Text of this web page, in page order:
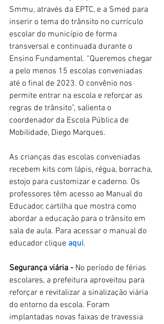
Smmu, através da EPTC, e a Smed para
inserir o tema do trânsito no currículo
escolar do município de forma
transversal e continuada durante o
Ensino Fundamental. “Queremos chegar
a pelo menos 15 escolas conveniadas
até o final de 2023. O convênio nos
permite entrar na escola e reforçar as
regras de trânsito”, salienta o
coordenador da Escola Pública de
Mobilidade, Diego Marques.
As crianças das escolas conveniadas
recebem kits com lápis, régua, borracha,
estojo para customizar e caderno. Os
professores têm acesso ao Manual do
Educador, cartilha que mostra como
abordar a educação para o trânsito em
sala de aula. Para acessar o manual do
educador clique aqui.
Segurança viária - No período de férias
escolares, a prefeitura aproveitou para
reforçar e revitalizar a sinalização viária
do entorno da escola. Foram
implantadas novas faixas de travessia